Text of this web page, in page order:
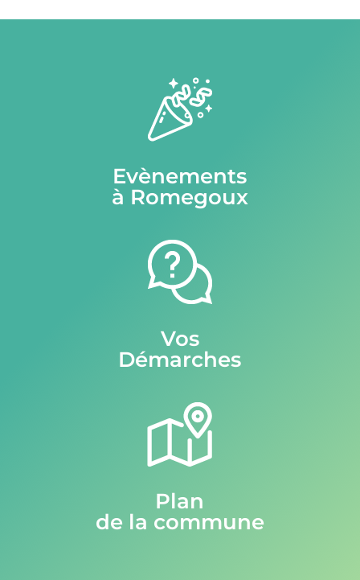
Evènements
à Romegoux
Vos
Démarches
Plan
de la commune